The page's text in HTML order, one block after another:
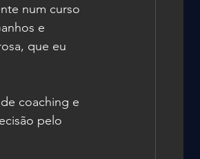
num curso
e
que eu
coaching e
pelo